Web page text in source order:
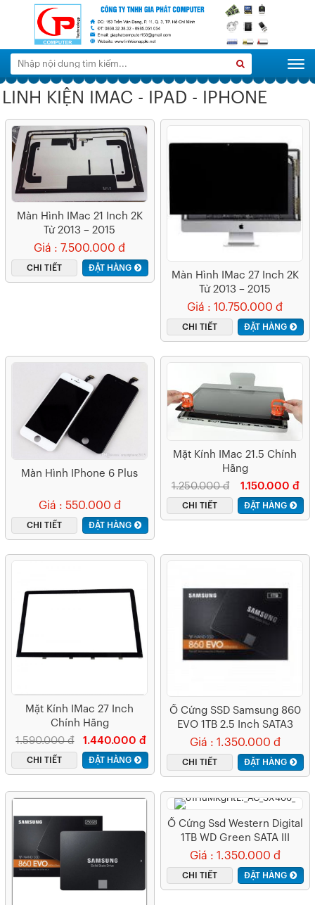
Tìm
kiếm:
LINH KIỆN IMAC - IPAD - IPHONE
Màn Hình IMac 21 Inch 2K
Từ 2013 – 2015
Giá : 7.500.000 đ
CHI TIẾT ĐẶT HÀNG
Màn Hình IMac 27 Inch 2K
Từ 2013 – 2015
Giá : 10.750.000 đ
CHI TIẾT ĐẶT HÀNG
Màn Hình IPhone 6 Plus
Giá : 550.000 đ
CHI TIẾT ĐẶT HÀNG
Mặt Kính IMac 21.5 Chính
Hãng
1.150.000 đ
1.250.000 đ
CHI TIẾT ĐẶT HÀNG
Mặt Kính IMac 27 Inch
Chính Hãng
1.440.000 đ
1.590.000 đ
CHI TIẾT ĐẶT HÀNG
Ổ Cứng SSD Samsung 860
EVO 1TB 2.5 Inch SATA3
(Đọc 550MB/s – Ghi
520MB/s)
Giá : 1.350.000 đ
CHI TIẾT ĐẶT HÀNG
Ổ Cứng Ssd Western Digital
1TB WD Green SATA III
Giá : 1.350.000 đ
CHI TIẾT ĐẶT HÀNG